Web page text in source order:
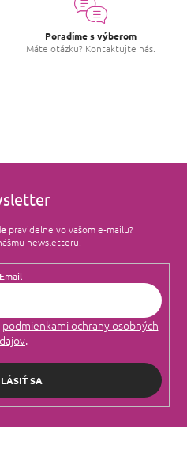
Poradíme s výberom
Máte otázku? Kontaktujte nás.
pravidelne vo vašom e‑mailu?
newsletteru.
Email
podmienkami ochrany osobných
.
SA